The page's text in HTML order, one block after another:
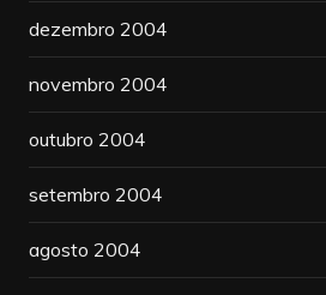
dezembro 2004
novembro 2004
outubro 2004
setembro 2004
agosto 2004